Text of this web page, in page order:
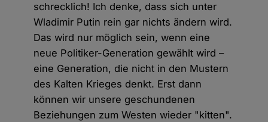
schrecklich! Ich denke, dass sich unter
Wladimir Putin rein gar nichts ändern wird.
Das wird nur möglich sein, wenn eine
neue Politiker-Generation gewählt wird –
eine Generation, die nicht in den Mustern
des Kalten Krieges denkt. Erst dann
können wir unsere geschundenen
Beziehungen zum Westen wieder "kitten".